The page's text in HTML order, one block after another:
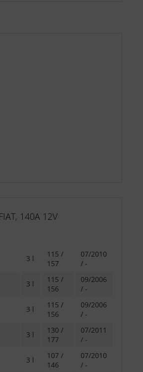
140A 12V
3 l
115 /
157
07/2010
/ -
3 l
115 /
156
09/2006
/ -
3 l
115 /
156
09/2006
/ -
3 l
130 /
177
07/2011
/ -
3 l
107 /
146
07/2010
/ -